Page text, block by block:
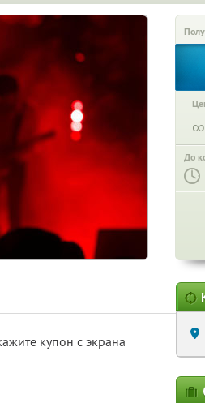
∞
До
купон с экрана